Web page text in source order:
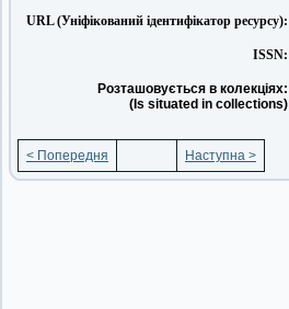
URL (Уніфікований ідентифікатор ресурсу):
ISSN:
Розташовується в колекціях:
(Is situated in collections)
< Попередня Наступна >